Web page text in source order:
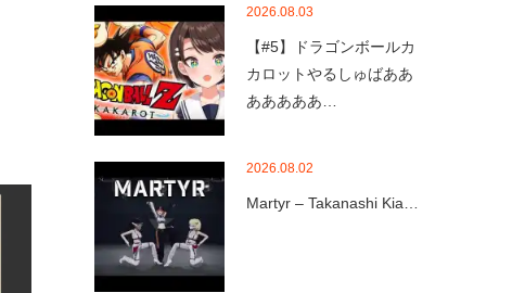
2026.08.03
【#5】ドラゴンボールカ
カロットやるしゅばああ
あああああ…
2026.08.02
Martyr – Takanashi Kia…